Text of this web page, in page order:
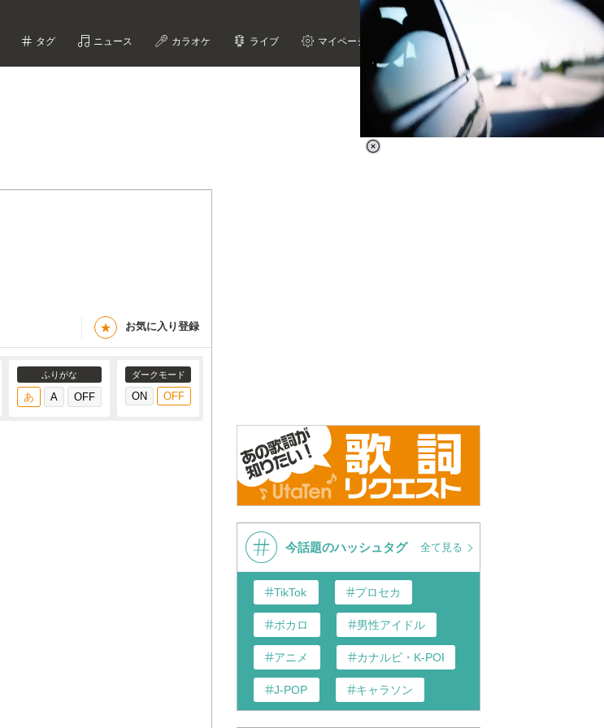
タグ ニュース カラオケ ライブ マイページ
★ お気に入り登録
ふりがな ダークモード
Loaded:
今話題のハッシュタグ 全て見る
TikTok プロセカ
ボカロ 男性アイドル
アニメ カナルビ・K-POP和訳
J-POP キャラソン